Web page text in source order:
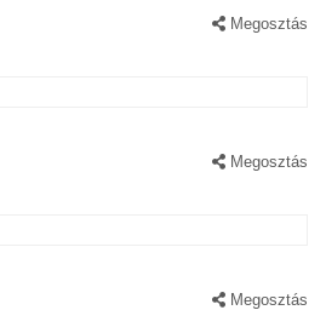
Megosztás
Megosztás
Megosztás